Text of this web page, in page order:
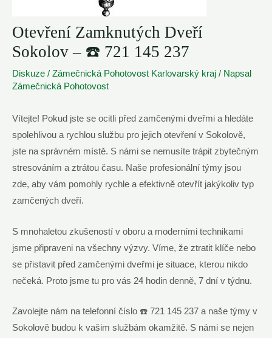
Otevření Zamknutých Dveří
Sokolov – ☎️ 721 145 237
Diskuze / Zámečnická Pohotovost Karlovarský kraj / Napsal
Zámečnická Pohotovost
Vítejte! Pokud jste se ocitli před zamčenými dveřmi a hledáte
spolehlivou a rychlou službu pro jejich otevření v Sokolově,
jste na správném místě. S námi se nemusíte trápit zbytečným
stresováním a ztrátou času. Naše profesionální týmy jsou
zde, aby vám pomohly rychle a efektivně otevřít jakýkoliv typ
zamčených dveří.
S mnohaletou zkušeností v oboru a moderními technikami
jsme připraveni na všechny výzvy. Víme, že ztratit klíče nebo
se přistavit před zamčenými dveřmi je situace, kterou nikdo
nečeká. Proto jsme tu pro vás 24 hodin denně, 7 dní v týdnu.
Zavolejte nám na telefonní číslo ☎️ 721 145 237 a naše týmy v
Sokolově budou k vašim službám okamžitě. S námi se nejen